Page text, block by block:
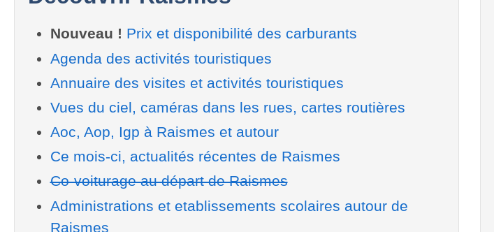
Nouveau ! Prix et disponibilité des carburants
Agenda des activités touristiques
Annuaire des visites et activités touristiques
Vues du ciel, caméras dans les rues, cartes routières
Aoc, Aop, Igp à Raismes et autour
Ce mois-ci, actualités récentes de Raismes
Co-voiturage au départ de Raismes
Administrations et etablissements scolaires autour de
Raismes